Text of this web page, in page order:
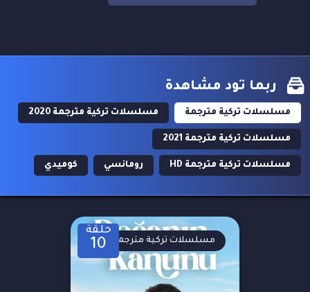
ربما تود مشاهدة
مسلسلات تركية مترجمة مسلسلات تركية مترجمة 2020
مسلسلات تركية مترجمة 2021
مسلسلات تركية مترجمة HD رومانسي كوميدي
حلقة
10 مسلسلات تركية مترجمة